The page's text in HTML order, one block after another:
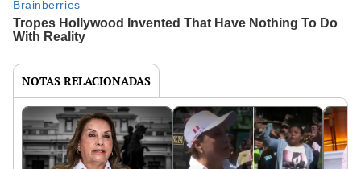
NOTAS RELACIONADAS